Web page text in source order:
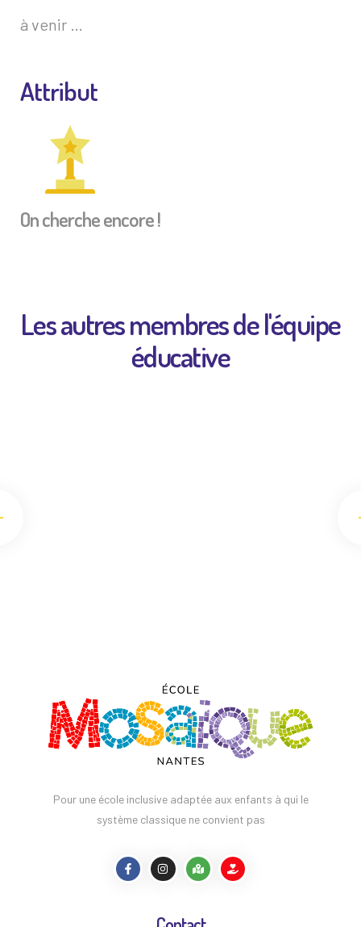
à venir …
Attribut
On cherche encore !
Les autres membres de l'équipe
éducative
Pour une école inclusive adaptée aux enfants à qui le
système classique ne convient pas